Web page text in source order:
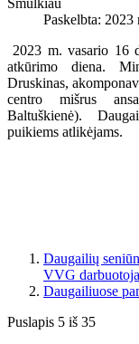
Smulkiau
Paskelbta: 2023
2023 m. vasario 16
atkūrimo diena.
Druskinas,
centro mišrus
Baltuškienė).
puikiems atlikėjams.
Daugailių
VVG
Daugailiuose
Puslapis 5 iš 35